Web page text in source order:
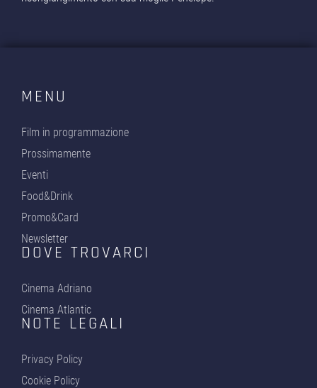
MENU
Film in programmazione
Prossimamente
Eventi
Food&Drink
Promo&Card
Newsletter
DOVE TROVARCI
Cinema Adriano
Cinema Atlantic
NOTE LEGALI
Privacy Policy
Cookie Policy